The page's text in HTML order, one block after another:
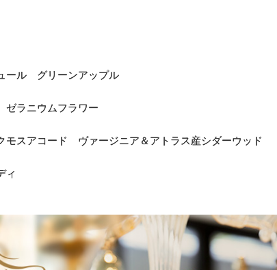
ール グリーンアップル
ラニウムフラワー
スアコード ヴァージニア＆アトラス産シダーウッド
ィ